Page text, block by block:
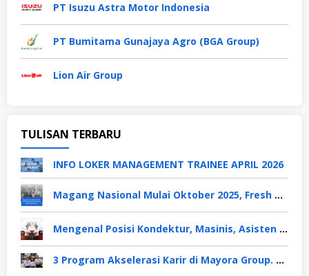
PT Isuzu Astra Motor Indonesia
PT Bumitama Gunajaya Agro (BGA Group)
Lion Air Group
TULISAN TERBARU
INFO LOKER MANAGEMENT TRAINEE APRIL 2026
Magang Nasional Mulai Oktober 2025, Fresh Graduate Dapat Gaji UMP Selama 6 Bulan
Mengenal Posisi Kondektur, Masinis, Asisten PPKA, Pemeliharaan Sarana dan Prasarana, Polsuska (Polisi Khusus Kereta Api), di PT KAI
3 Program Akselerasi Karir di Mayora Group. Apa Saja? Berikut Penjelasannya